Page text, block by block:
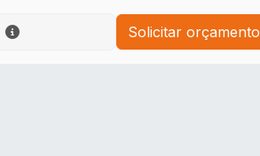
Solicitar orçamento